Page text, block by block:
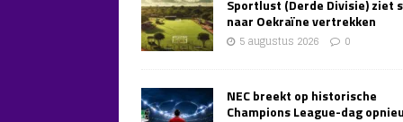
Sportlust (Derde Divisie) ziet
naar Oekraïne vertrekken
5 augustus 2026 0
NEC breekt op historische
Champions League-dag